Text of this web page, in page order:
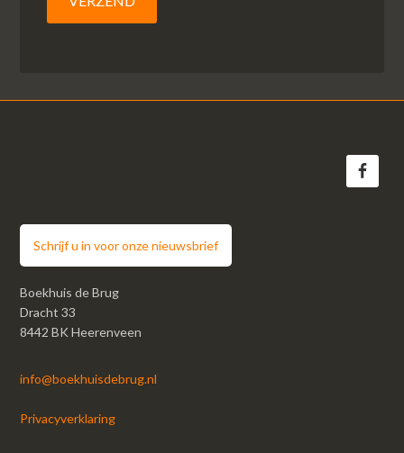
Schrijf u in voor onze nieuwsbrief
Boekhuis de Brug
Dracht 33
8442 BK Heerenveen
info@boekhuisdebrug.nl
Privacyverklaring